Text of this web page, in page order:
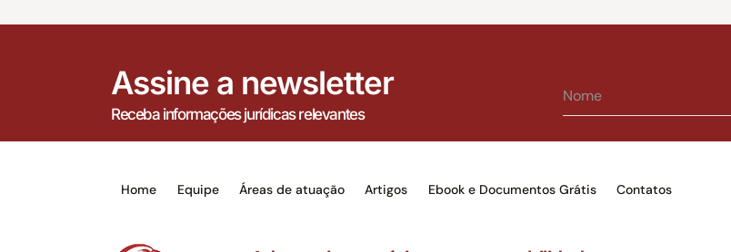
Assine a newsletter
Receba informações jurídicas relevantes
Home Equipe Áreas de atuação Artigos Ebook e Documentos Grátis Contatos